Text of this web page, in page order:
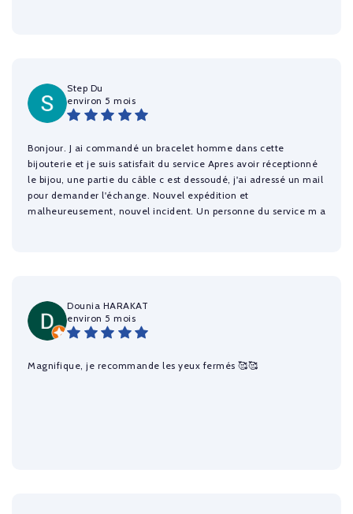
Step Du
environ 5 mois
Bonjour. J ai commandé un bracelet homme dans cette
bijouterie et je suis satisfait du service Apres avoir réceptionné
le bijou, une partie du câble c est dessoudé, j'ai adressé un mail
pour demander l'échange. Nouvel expédition et
malheureusement, nouvel incident. Un personne du service m a
Dounia HARAKAT
environ 5 mois
Magnifique, je recommande les yeux fermés 🥰🥰